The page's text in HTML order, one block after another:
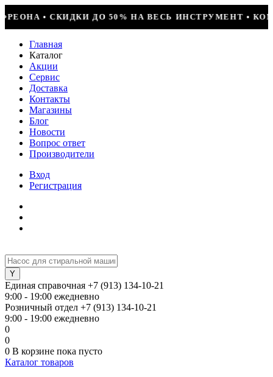
+ УСТАНОВКА = 29990Р • БОЛЬШОЕ
Главная
Каталог
Акции
Сервис
Доставка
Контакты
Магазины
Блог
Новости
Вопрос ответ
Производители
Вход
Регистрация
Единая справочная +7 (913) 134-10-21
9:00 - 19:00 ежедневно
Розничный отдел +7 (913) 134-10-21
9:00 - 19:00 ежедневно
0
0
0 В корзине пока пусто
Каталог товаров